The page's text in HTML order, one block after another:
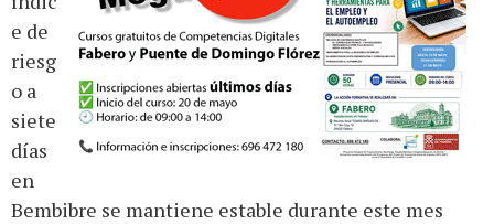
e de
riesg
o a
siete
días
en
Bembibre se mantiene estable durante este mes